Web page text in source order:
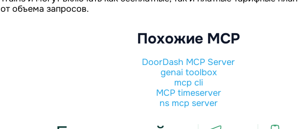
от объема запросов.
Похожие MCP
DoorDash MCP Server
genai toolbox
mcp cli
MCP timeserver
ns mcp server